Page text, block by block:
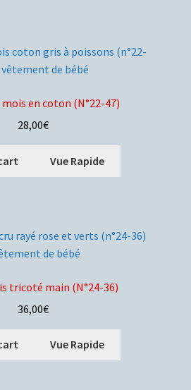
en coton (N°22-47)
28,00€
Vue Rapide
tricoté main (N°24-36)
36,00€
Vue Rapide